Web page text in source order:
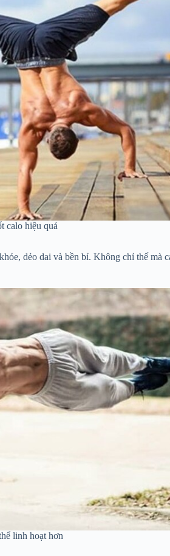
calo hiệu quả
dẻo dai và bền bỉ. Không chỉ thế mà
linh hoạt hơn